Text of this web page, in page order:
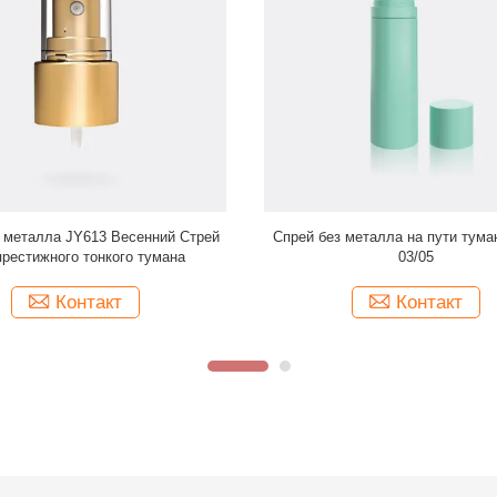
точный алюминий спрейера
03S 18/415 тумана
Контакт
18/415 пошутил над
распределителем спрейера
Контакт